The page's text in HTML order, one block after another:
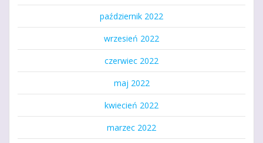
październik 2022
wrzesień 2022
czerwiec 2022
maj 2022
kwiecień 2022
marzec 2022